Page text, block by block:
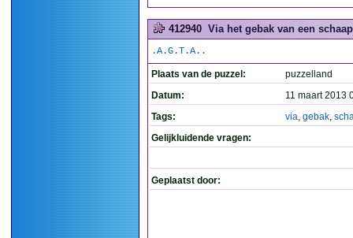
412940 Via het gebak van een
.A.G.T.A..
Plaats van de puzzel:
puzzelland
Datum:
11 maart 2013
Tags:
via, gebak,
Gelijkluidende vragen:
Geplaatst door: